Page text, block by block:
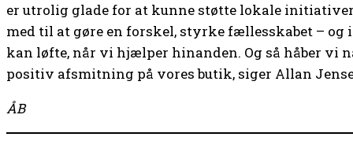
er utrolig glade for at kunne støtte lokale
med til at gøre en forskel, styrke fællesskabet –
kan løfte, når vi hjælper hinanden. Og så håber vi
positiv afsmitning på vores butik, siger Allan
ÅB